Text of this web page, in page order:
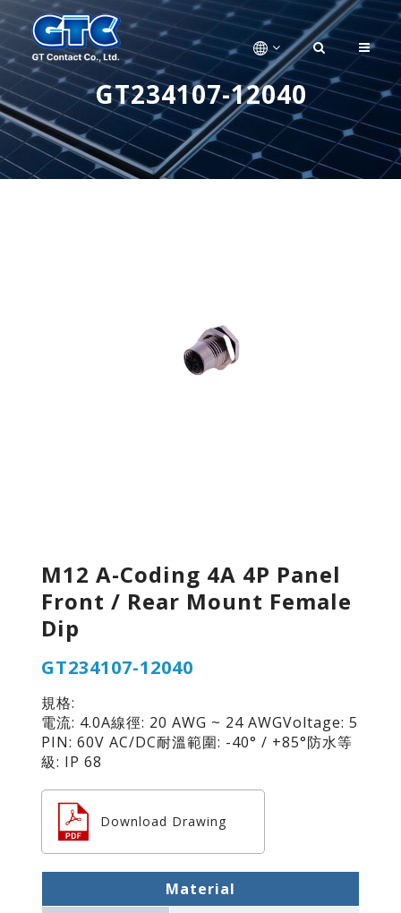
GT234107-12040
M12 A-Coding 4A 4P Panel
Front / Rear Mount Female
Dip
GT234107-12040
規格:
電流: 4.0A線徑: 20 AWG ~ 24 AWGVoltage: 5
PIN: 60V AC/DC耐溫範圍: -40° / +85°防水等
級: IP 68
Download Drawing
Material